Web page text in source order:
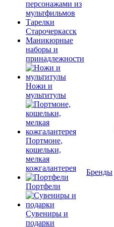
персонажами из
мультфильмов
Тарелки
Старочеркасск
Маникюрные
наборы и
принадлежности
Ножи и
мультитулы
Портмоне,
кошельки,
мелкая
кожгалантерея
Портфели
Сувениры и
подарки
Бренды